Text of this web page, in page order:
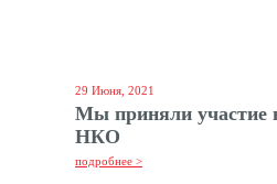
29 Июня, 2021
Мы приняли участие
НКО
подробнее >